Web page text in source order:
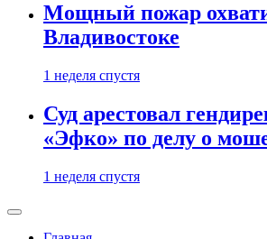
Мощный пожар
Владивостоке
1 неделя спустя
Суд арестовал
«Эфко» по делу о
1 неделя спустя